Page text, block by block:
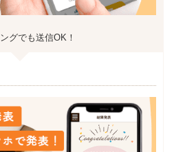
グでも送信OK！